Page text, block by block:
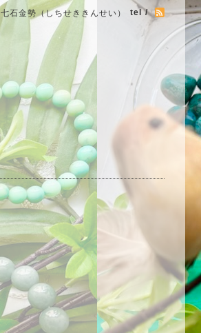
七石金勢（しちせききんせい） tel /